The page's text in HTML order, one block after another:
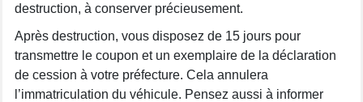
destruction, à conserver précieusement.
Après destruction, vous disposez de 15 jours pour
transmettre le coupon et un exemplaire de la déclaration
de cession à votre préfecture. Cela annulera
l’immatriculation du véhicule. Pensez aussi à informer